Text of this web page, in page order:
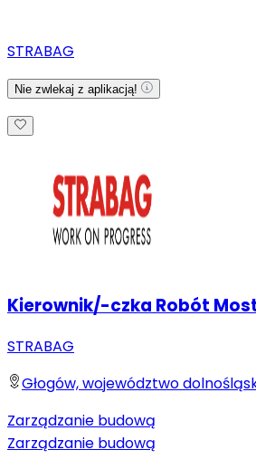
STRABAG
Nie zwlekaj z aplikacją!
Kierownik/-czka Robót
STRABAG
Głogów, województwo
Zarządzanie budową
Zarządzanie budową